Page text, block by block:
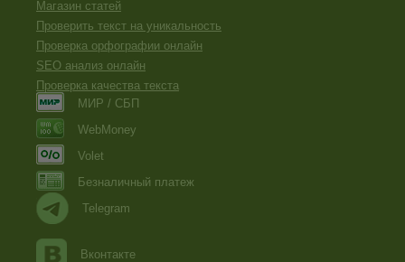
Магазин статей
Проверить текст на уникальность
Проверка орфографии онлайн
SEO анализ онлайн
Проверка качества текста
МИР / СБП
WebMoney
Volet
Безналичный платеж
Telegram
Вконтакте